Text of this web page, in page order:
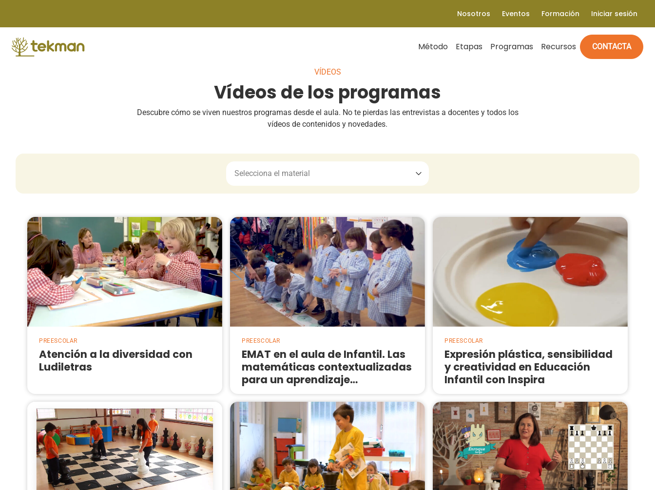
content
Nosotros Eventos Formación Iniciar sesión
Método Etapas Programas Recursos CONTACTA
VÍDEOS
Vídeos de los programas
Descubre cómo se viven nuestros programas desde el aula. No te pierdas las entrevistas a docentes y todos los
vídeos de contenidos y novedades.
PREESCOLAR
Atención a la diversidad con
Ludiletras
PREESCOLAR
EMAT en el aula de Infantil. Las
matemáticas contextualizadas
para un aprendizaje
PREESCOLAR
Expresión plástica, sensibilidad
y creatividad en Educación
Infantil con Inspira